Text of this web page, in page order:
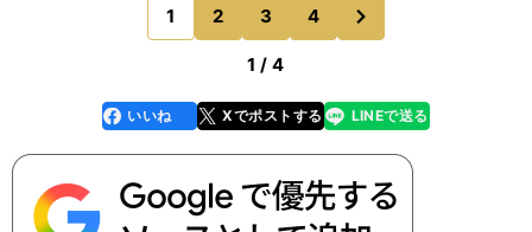
では37試合で
1 2 3 4
のページへ
1 / 4
faceboo
k
いいね Xでポストする
line LINEで送る